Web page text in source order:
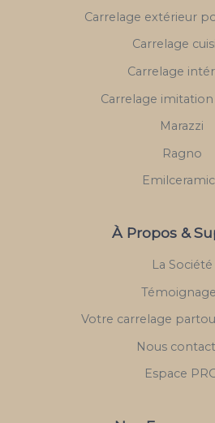
Carrelage extérieur
Carrelage
Carrelage
Carrelage
Marazzi
Ragno
À Propos &
La Société
Votre carrelage
Nous
Espace